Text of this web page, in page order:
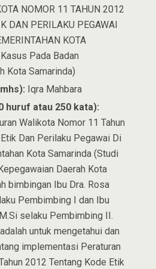
NOMOR 11 TAHUN 2012
DAN PERILAKU PEGAWAI
KOTA
Pada Badan
Kota Samarinda)
Iqra Mahbara
huruf atau 250 kata):
Walikota Nomor 11 Tahun
Dan Perilaku Pegawai Di
Kota Samarinda (Studi
Daerah Kota
bimbingan Ibu Dra. Rosa
Pembimbing I dan Ibu
selaku Pembimbing II.
untuk mengetahui dan
implementasi Peraturan
2012 Tentang Kode Etik